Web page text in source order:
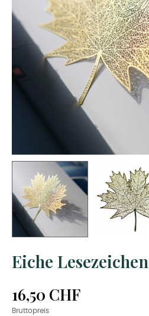
Eiche Lesezeichen
16,50 CHF
Bruttopreis